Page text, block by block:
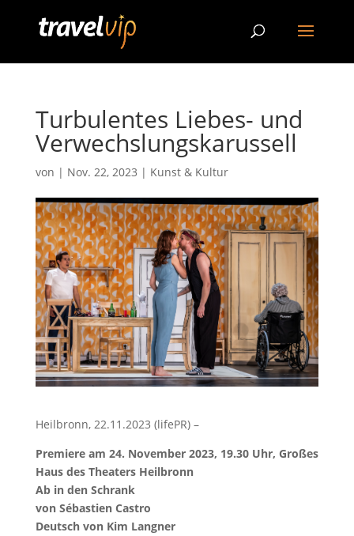
Turbulentes Liebes- und
Verwechslungskarussell
von | Nov. 22, 2023 | Kunst & Kultur
Heilbronn, 22.11.2023 (lifePR) –
Premiere am 24. November 2023, 19.30 Uhr, Großes
Haus des Theaters Heilbronn
Ab in den Schrank
von Sébastien Castro
Deutsch von Kim Langner